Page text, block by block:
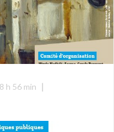
8 h 56 min |